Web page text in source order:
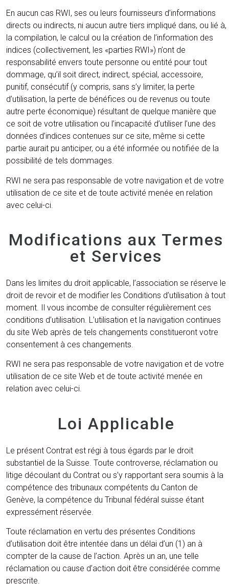
En aucun cas RWI, ses ou leurs fournisseurs d’informations
directs ou indirects, ni aucun autre tiers impliqué dans, ou lié à,
la compilation, le calcul ou la création de l’information des
indices (collectivement, les «parties RWI») n’ont de
responsabilité envers toute personne ou entité pour tout
dommage, qu’il soit direct, indirect, spécial, accessoire,
punitif, consécutif (y compris, sans s’y limiter, la perte
d’utilisation, la perte de bénéfices ou de revenus ou toute
autre perte économique) résultant de quelque manière que
ce soit de votre utilisation ou l’incapacité d’utiliser l’une des
données d’indices contenues sur ce site, même si cette
partie aurait pu anticiper, ou a été informée ou notifiée de la
possibilité de tels dommages.
RWI ne sera pas responsable de votre navigation et de votre
utilisation de ce site et de toute activité menée en relation
avec celui-ci.
Modifications aux Termes
et Services
Dans les limites du droit applicable, l’association se réserve le
droit de revoir et de modifier les Conditions d’utilisation à tout
moment. Il vous incombe de consulter régulièrement ces
conditions d’utilisation. L’utilisation et la navigation continues
du site Web après de tels changements constitueront votre
consentement à ces changements.
RWI ne sera pas responsable de votre navigation et de votre
utilisation de ce site Web et de toute activité menée en
relation avec celui-ci.
Loi Applicable
Le présent Contrat est régi à tous égards par le droit
substantiel de la Suisse. Toute controverse, réclamation ou
litige découlant du Contrat ou s’y rapportant sera soumis à la
compétence des tribunaux compétents du Canton de
Genève, la compétence du Tribunal fédéral suisse étant
expressément réservée.
Toute réclamation en vertu des présentes Conditions
d’utilisation doit être intentée dans un délai d’un (1) an à
compter de la cause de l’action. Après un an, une telle
réclamation ou cause d’action doit être considérée comme
prescrite.